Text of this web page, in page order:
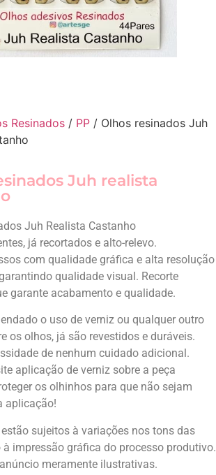
Resinados / PP / Olhos resinados Juh
Juh realista
Juh Realista Castanho
já recortados e alto-relevo.
com qualidade gráfica e alta resolução
qualidade visual. Recorte
garante acabamento e qualidade.
o uso de verniz ou qualquer outro
os olhos, já são revestidos e duráveis.
de nenhum cuidado adicional.
aplicação de verniz sobre a peça
os olhinhos para que não sejam
aplicação!
sujeitos à variações nos tons das
à impressão gráfica do processo produtivo.
meramente ilustrativas.